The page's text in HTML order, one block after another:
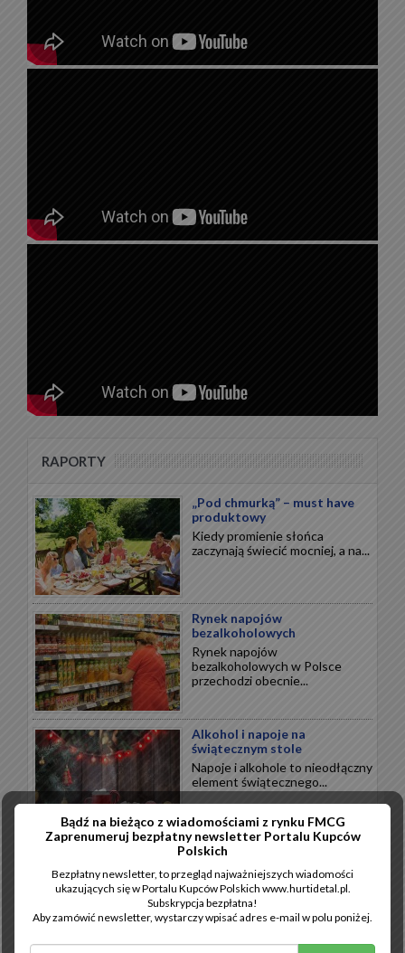
RAPORTY
„Pod chmurką” – must have
produktowy
Kiedy promienie słońca
zaczynają świecić mocniej, a na...
Rynek napojów
bezalkoholowych
Rynek napojów
bezalkoholowych w Polsce
przechodzi obecnie...
Alkohol i napoje na
świątecznym stole
Napoje i alkohole to nieodłączny
element świątecznego...
Wytrawne święta
Święta Bożego Narodzenia to
przede wszystkim wytrawne
smaki...
Bądź na bieżąco z wiadomościami z rynku FMCG
Zaprenumeruj bezpłatny newsletter Portalu Kupców
Polskich
Bezpłatny newsletter, to przegląd najważniejszych wiadomości
ukazujących się w Portalu Kupców Polskich www.hurtidetal.pl.
Subskrypcja bezpłatna!
Aby zamówić newsletter, wystarczy wpisać adres e-mail w polu poniżej.